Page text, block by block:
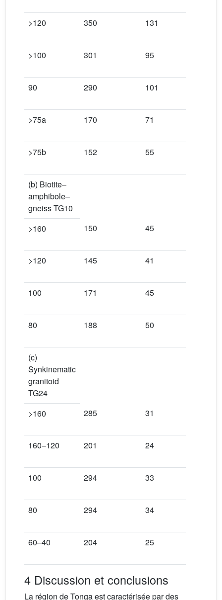
>120 350 131
>100 301 95
90 290 101
>75a 170 71
>75b 152 55
(b) Biotite–
amphibole–
gneiss TG10
>160
150 45
>120 145 41
100 171 45
80 188 50
(c)
Synkinematic
granitoid
TG24
>160
285 31
160–120 201 24
100 294 33
80 294 34
60–40 204 25
4 Discussion et conclusions
La région de Tonga est caractérisée par des